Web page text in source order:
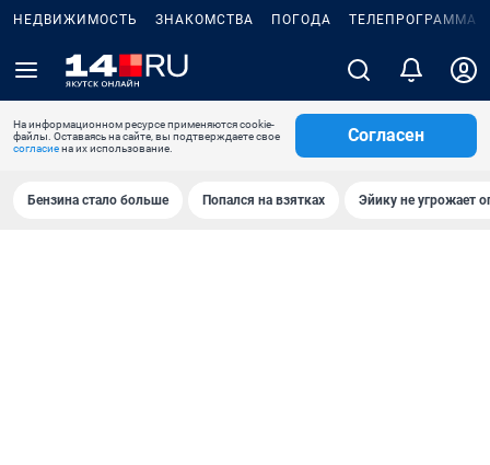
НЕДВИЖИМОСТЬ ЗНАКОМСТВА ПОГОДА ТЕЛЕПРОГРАММА
На информационном ресурсе применяются cookie-
файлы. Оставаясь на сайте, вы подтверждаете свое
согласиена их использование.
Согласен
Бензина стало больше Попался на взятках Эйику не угрожает